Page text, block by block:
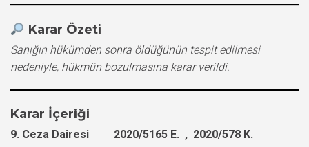
Karar Özeti
Sanığın hükümden sonra öldüğünün tespit edilmesi
nedeniyle, hükmün bozulmasına karar verildi.
Karar İçeriği
9. Ceza Dairesi 2020/5165 E. , 2020/578 K.